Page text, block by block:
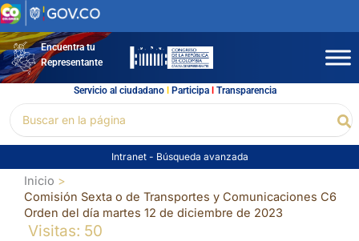
Ir
al
contenidoEncuentra tu
Representante
Servicio al ciudadano l Participal Transparencia
por:
Intranet - Búsqueda avanzada
Inicio
Comisión Sexta o de Transportes y Comunicaciones C6
Orden del día martes 12 de diciembre de 2023
Visitas: 50